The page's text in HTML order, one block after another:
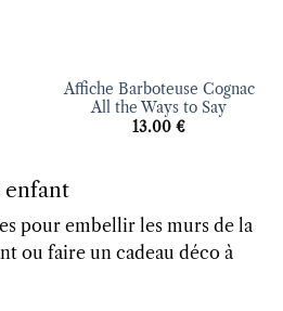
Affiche Barboteuse Cognac
All the Ways to Say
13.00 €
enfant
pour embellir les murs de la
ou faire un cadeau déco à